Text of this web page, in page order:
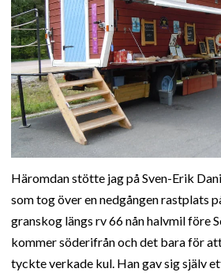
Häromdan stötte jag på Sven-Erik
som tog över en nedgången rastplats
granskog längs rv 66 nån halvmil före
kommer söderifrån och det bara för
tyckte verkade kul. Han gav sig själv